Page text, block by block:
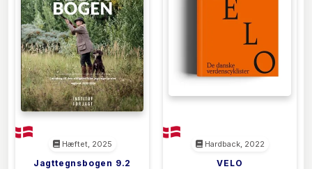
Hæftet, 2025
Jagttegnsbogen 9.2
Hardback, 2022
VELO